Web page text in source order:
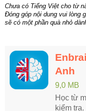
Chưa có Tiếng Việt cho từ
Đóng góp nội dung vui lòng
sẽ có một phần quà nhỏ
Anh
9,0 MB
Học từ
kiểm tra.